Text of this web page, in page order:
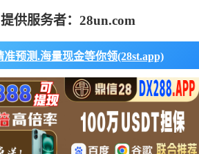
提供服务者：28un.com